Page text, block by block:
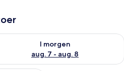
I morgen
aug. 7 - aug. 8
tilgængelighed for i morgen aug.